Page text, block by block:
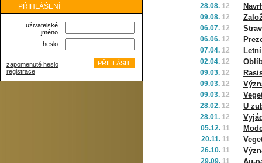
PŘIHLÁŠENÍ
uživatelské
jméno
heslo
zapomenuté heslo
registrace
28.08. 12
09.08. 12
06.07. 12
06.06. 12
07.04. 12
02.04. 12
09.03. 12
09.03. 12
09.03. 12
28.02. 12 U
28.01. 12
05.12. 11
20.11. 11
26.10. 11
29.09. 11